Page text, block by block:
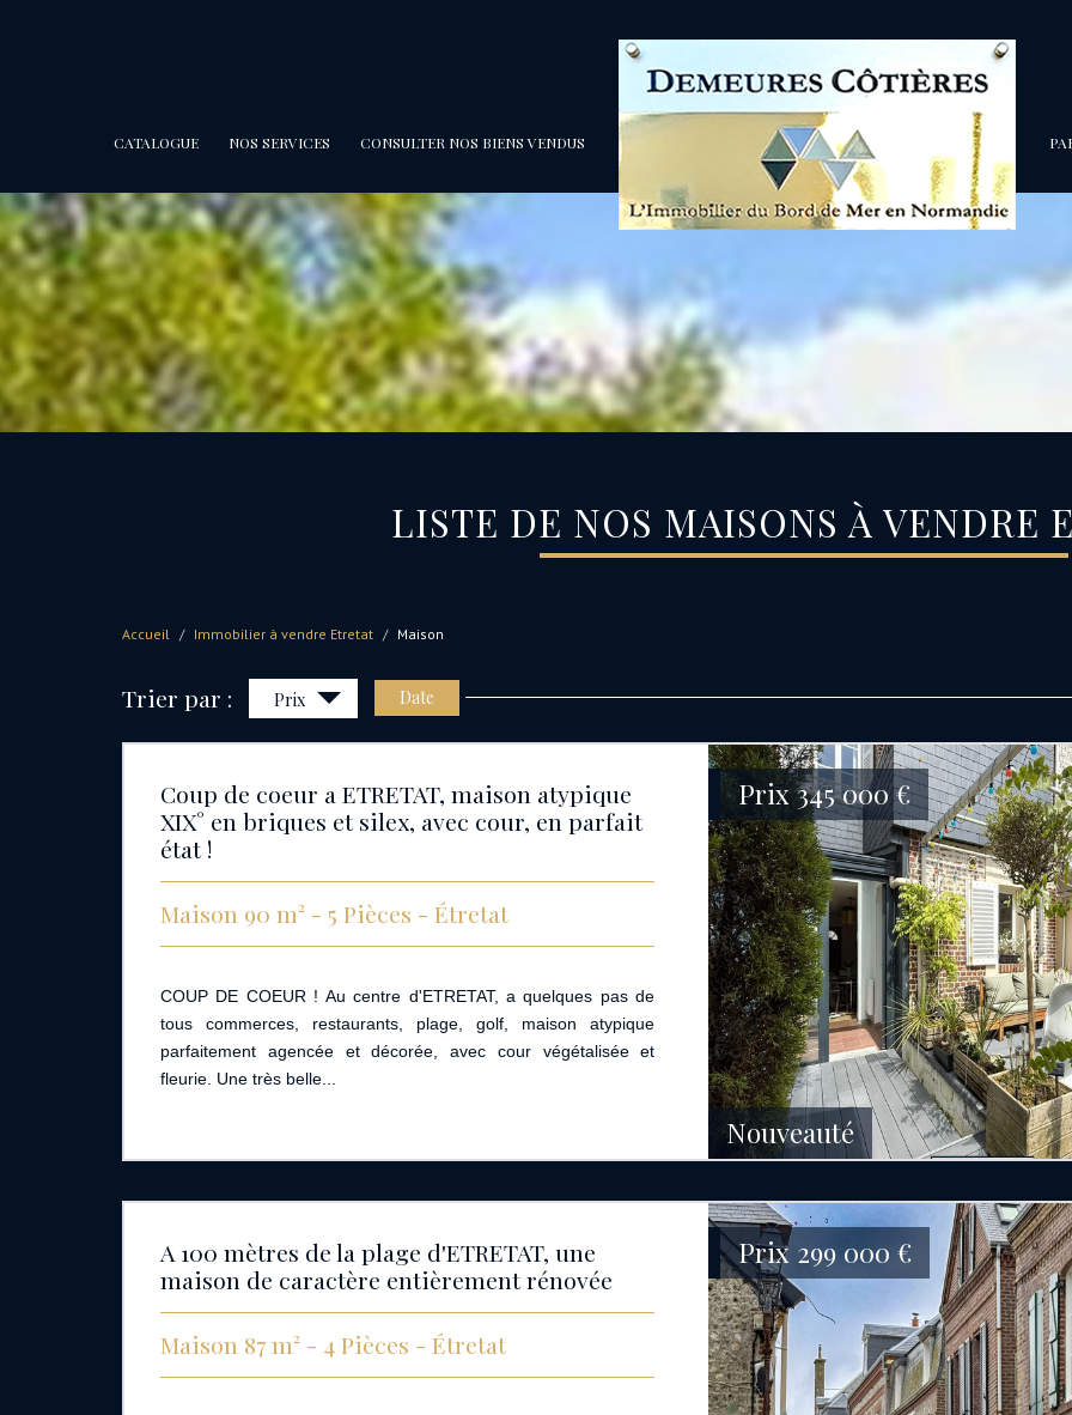
CATALOGUE NOS SERVICES CONSULTER NOS BIENS VENDUS
LISTE DE NOS MAISONS À VENDRE
Accueil Immobilier à vendre Etretat Maison
Trier par : Prix Date
Nouveauté
Prix 345 000 €
Coup de coeur a ETRETAT, maison atypique
XIX° en briques et silex, avec cour, en parfait
état !
Maison 90 m² - 5 Pièces - Étretat
COUP DE COEUR ! Au centre d'ETRETAT, a quelques pas de
tous commerces, restaurants, plage, golf, maison atypique
parfaitement agencée et décorée, avec cour végétalisée et
fleurie. Une très belle...
Prix 299 000 €
A 100 mètres de la plage d'ETRETAT, une
maison de caractère entièrement rénovée
Maison 87 m² - 4 Pièces - Étretat